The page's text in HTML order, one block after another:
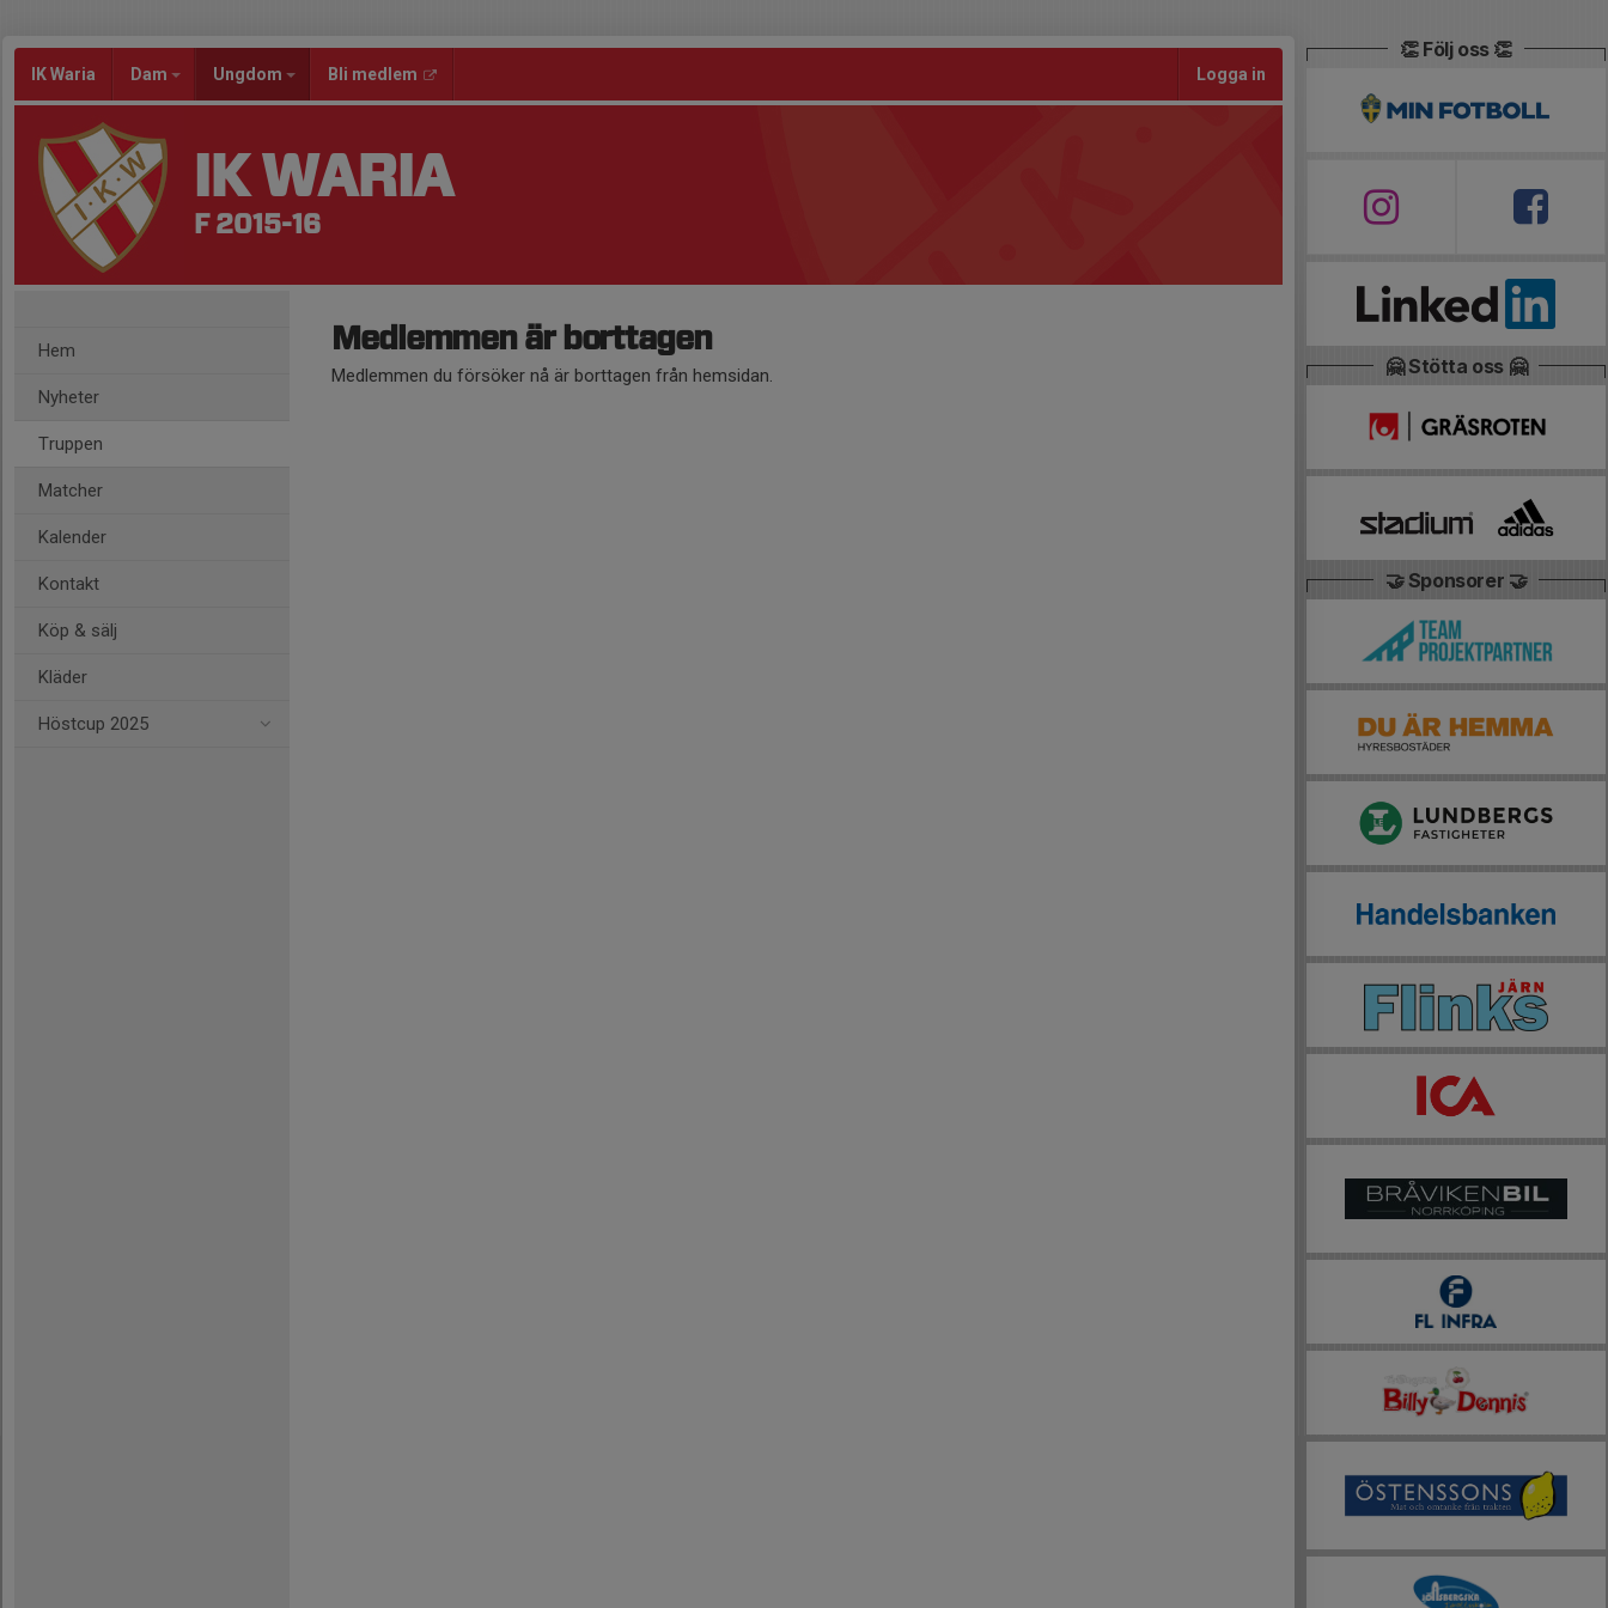
IK Waria Dam Ungdom Bli medlem Logga in
IK WARIA
F 2015-16
Hem
Nyheter
Truppen
Matcher
Kalender
Kontakt
Köp & sälj
Kläder
Höstcup 2025
Medlemmen är borttagen
Medlemmen du försöker nå är borttagen från hemsidan.
👏 Följ oss 👏
🤗 Stötta oss 🤗
🤝 Sponsorer 🤝